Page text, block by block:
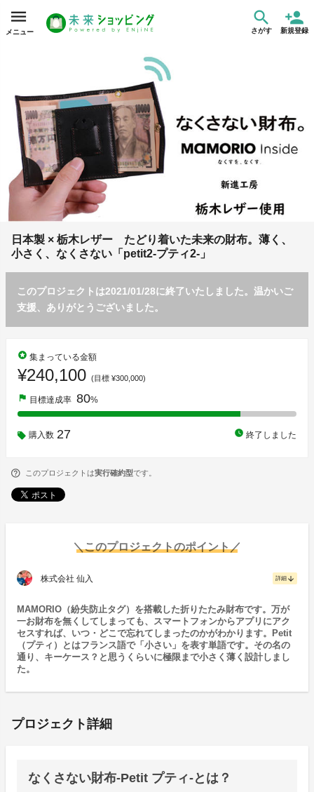
メニュー さがす 新規登録
日本製 × 栃木レザー たどり着いた未来の財布。薄く、
小さく、なくさない「petit2-プティ2-」
このプロジェクトは2021/01/28に終了いたしました。温かいご
支援、ありがとうございました。
stars 集まっている金額
¥240,100 (目標 ¥300,000)
flag 目標達成率 80%
購入数 27 watch_later 終了しました
このプロジェクトは実行確約型です。
＼このプロジェクトのポイント／
株式会社 仙入 詳細 arrow_downward
MAMORIO（紛失防止タグ）を搭載した折りたたみ財布です。万が
一お財布を無くしてしまっても、スマートフォンからアプリにアク
セスすれば、いつ・どこで忘れてしまったのかがわかります。Petit
（プティ）とはフランス語で「小さい」を表す単語です。その名の
通り、キーケース？と思うくらいに極限まで小さく薄く設計しまし
た。
プロジェクト詳細
なくさない財布-Petit プティ-とは？